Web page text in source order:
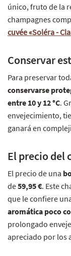
único, fruto de la
champagnes
cuvée «Soléra -
Conservar
Para preservar
conservarse
entre 10 y 12 °C.
envejecimiento,
ganará en
El precio del
El precio de una
de59,95 €. Este
que le confiere
aromática poco
prolongado
apreciado por los